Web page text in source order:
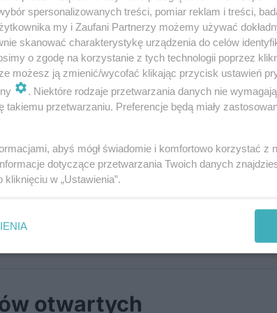
całego Lublina.
gdzie w kolejnych latach
a które tereny
Fulara, zastępca prezydenta
i rozwoju.
otwartych
spersonalizowanych treści, pomiar reklam i treści,
my i Zaufani Partnerzy możemy używać
skanować charakterystykę urządzenia do celów
o zgodę na korzystanie z tych technologii poprzez
możesz ją zmienić/wycofać klikając przycisk ustawień
. Niektóre rodzaje przetwarzania danych nie
przetwarzaniu. Preferencje będą miały
abyś mógł świadomie i komfortowo korzystać z
dotyczące przetwarzania Twoich danych
kliknięciu w „Ustawienia”.